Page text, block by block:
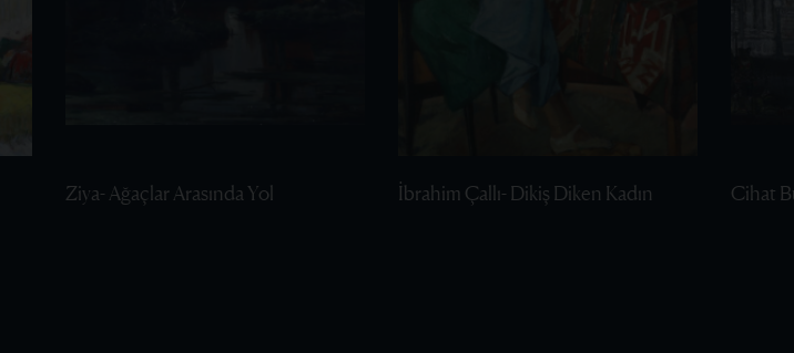
Ziya- Ağaçlar Arasında Yol İbrahim Çallı- Dikiş Diken Kadın Cihat